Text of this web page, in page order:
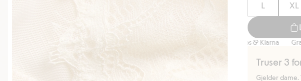
L XL
Gratis fraktalternativer Enkel betaling med Vipps & Klarna Gratis
Truser 3
Gjelder